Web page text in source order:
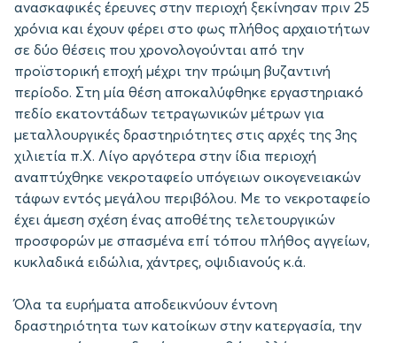
ανασκαφικές έρευνες στην περιοχή ξεκίνησαν πριν 25
χρόνια και έχουν φέρει στο φως πλήθος αρχαιοτήτων
σε δύο θέσεις που χρονολογούνται από την
προϊστορική εποχή μέχρι την πρώιμη βυζαντινή
περίοδο. Στη μία θέση αποκαλύφθηκε εργαστηριακό
πεδίο εκατοντάδων τετραγωνικών μέτρων για
μεταλλουργικές δραστηριότητες στις αρχές της 3ης
χιλιετία π.Χ. Λίγο αργότερα στην ίδια περιοχή
αναπτύχθηκε νεκροταφείο υπόγειων οικογενειακών
τάφων εντός μεγάλου περιβόλου. Με το νεκροταφείο
έχει άμεση σχέση ένας αποθέτης τελετουργικών
προσφορών με σπασμένα επί τόπου πλήθος αγγείων,
κυκλαδικά ειδώλια, χάντρες, οψιδιανούς κ.ά.
Όλα τα ευρήματα αποδεικνύουν έντονη
δραστηριότητα των κατοίκων στην κατεργασία, την